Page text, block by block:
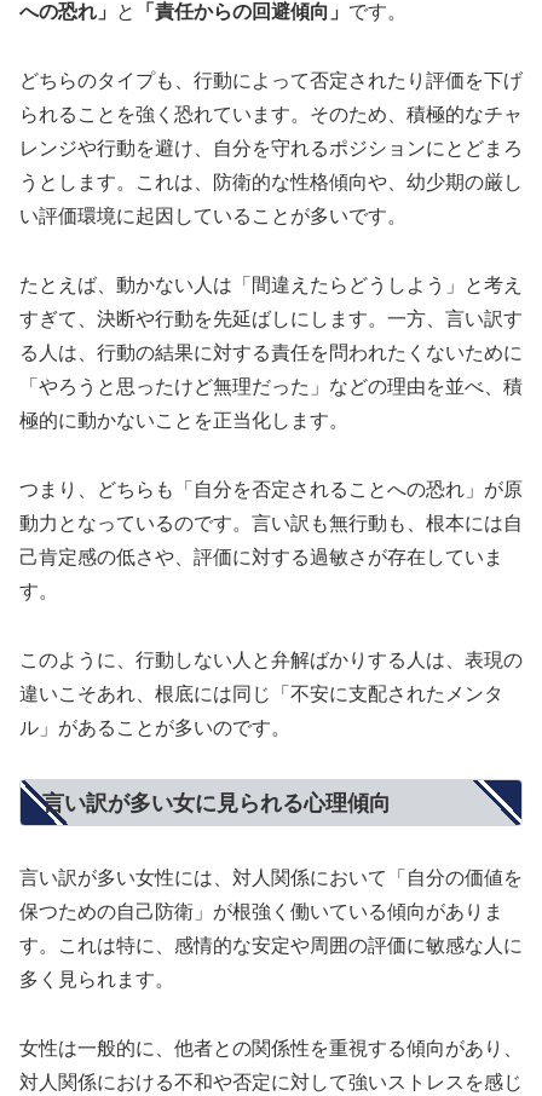
への恐れ」
と 「責任からの回避傾向」 です。
どちらのタイプも、行動によって否定されたり評価を下げ
られることを強く恐れています。そのため、積極的なチャ
レンジや行動を避け、自分を守れるポジションにとどまろ
うとします。これは、防衛的な性格傾向や、幼少期の厳し
い評価環境に起因していることが多いです。
たとえば、動かない人は「間違えたらどうしよう」と考え
すぎて、決断や行動を先延ばしにします。一方、言い訳す
る人は、行動の結果に対する責任を問われたくないために
「やろうと思ったけど無理だった」などの理由を並べ、積
極的に動かないことを正当化します。
つまり、どちらも「自分を否定されることへの恐れ」が原
動力となっているのです。言い訳も無行動も、根本には自
己肯定感の低さや、評価に対する過敏さが存在していま
す。
このように、行動しない人と弁解ばかりする人は、表現の
違いこそあれ、根底には同じ「不安に支配されたメンタ
ル」があることが多いのです。
言い訳が多い女に見られる心理傾向
言い訳が多い女性には、対人関係において「自分の価値を
保つための自己防衛」が根強く働いている傾向がありま
す。これは特に、感情的な安定や周囲の評価に敏感な人に
多く見られます。
女性は一般的に、他者との関係性を重視する傾向があり、
対人関係における不和や否定に対して強いストレスを感じ